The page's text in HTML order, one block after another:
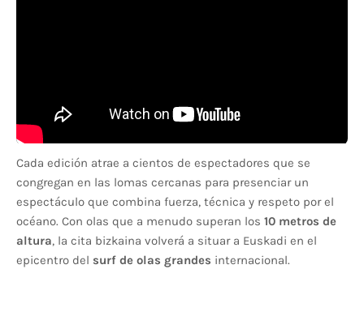
Cada edición atrae a cientos de espectadores que se
congregan en las lomas cercanas para presenciar un
espectáculo que combina fuerza, técnica y respeto por el
océano. Con olas que a menudo superan los 10 metros de
altura, la cita bizkaina volverá a situar a Euskadi en el
epicentro del surf de olas grandes internacional.